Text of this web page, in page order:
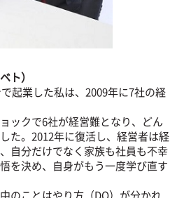
ト）
起業した私は、2009年に7社の経
ックで6社が経営難となり、どん
た。2012年に復活し、経営者は経
自分だけでなく家族も社員も不幸
を決め、自身がもう一度学び直す
のことはやり方（DO）が分かれ